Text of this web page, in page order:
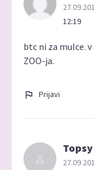
12:19
btc ni za mulce.
ZOO-ja.
Prijavi
Topsy